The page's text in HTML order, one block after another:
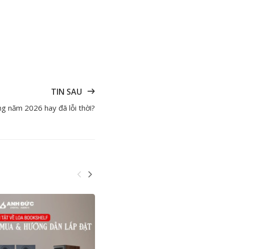
TIN SAU
năm 2026 hay đã lỗi thời?